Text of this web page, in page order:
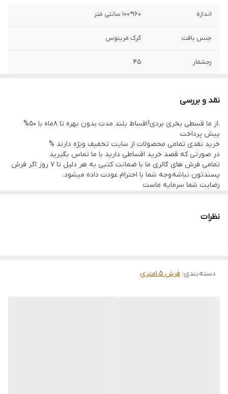
اندازه 160*100 سانتی متر
جنس بافت کرک مرینوس
رجشمار 45
نوع رنگرزی
نقد و بررسی
.از ما قسطی بخری بردی! اقساط بلند مدت بدون بهره تا 8ماه با 50%
پیش پرداخت
خرید نقدی تمامی محصولات از سایت تخفیف ویژه دارند %
در صورتی که قصد خرید اقساطی دارید با ما تماس بگیرید
تمامی فرش های گالری ما با ضمانت کتبی به هر دلیل تا 7 روز اگر فرش
پسندتون نباشه وجه شما با احترام عودت داده میشود.
رضایت شما سرمایه ماست
از فلسطین اشعالی) پذیرفته میشود
نظرات
دسته‌بندی: فرش 1.5متری